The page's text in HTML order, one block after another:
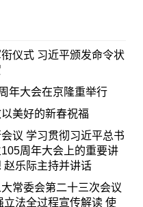
仪式 习近平颁发命令状
年大会在京隆重举行
美好的新春祝福
议 学习贯彻习近平总书
周年大会上的重要讲
赵乐际主持并讲话
常委会第二十三次会议
法全过程宣传解读 使